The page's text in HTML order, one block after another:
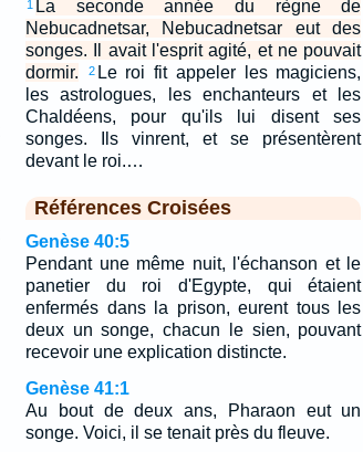
1 La seconde année du règne de
Nebucadnetsar, Nebucadnetsar eut des
songes. Il avait l'esprit agité, et ne pouvait
dormir.
2 Le roi fit appeler les magiciens,
les astrologues, les enchanteurs et les
Chaldéens, pour qu'ils lui disent ses
songes. Ils vinrent, et se présentèrent
devant le roi.…
Références Croisées
Genèse 40:5
Pendant une même nuit, l'échanson et le
panetier du roi d'Egypte, qui étaient
enfermés dans la prison, eurent tous les
deux un songe, chacun le sien, pouvant
recevoir une explication distincte.
Genèse 41:1
Au bout de deux ans, Pharaon eut un
songe. Voici, il se tenait près du fleuve.